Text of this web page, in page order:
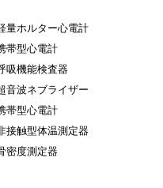
量ホルター心電計
帯型心電計
吸機能検査器
音波ネブライザー
帯型心電計
接触型体温測定器
密度測定器